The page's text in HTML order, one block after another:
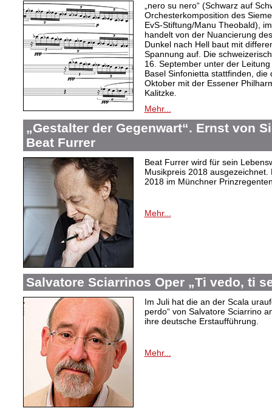
„nero su nero“ (Schwarz auf
Orchesterkomposition des
EvS-Stiftung/Manu Theobald),
handelt von der Nuancierung
Dunkel nach Hell baut mit
Spannung auf. Die
16. September unter der
Basel Sinfonietta stattfinden,
Oktober mit der Essener
Kalitzke.
Mehr...
„Gestalter der Gegenwart“. Ernst von
Beat Furrer
Beat Furrer wird für sein
Musikpreis 2018
2018 im Münchner
Mehr...
Salvatore Sciarrinos Oper „Ti vedo, ti
Im Juli hat die an der Scala
perdo“ von Salvatore Sciarrino
ihre deutsche Erstaufführung.
Mehr...